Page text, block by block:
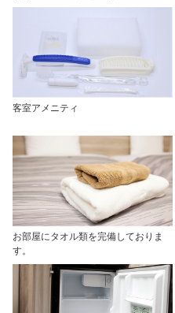
客室アメニティ
お部屋にタオル類を完備しておりま
す。